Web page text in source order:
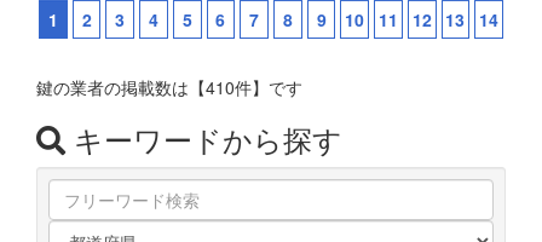
1 2 3 4 5 6 7 8 9 10 11 12 13 14
鍵の業者の掲載数は 【410件】 です
キーワードから探す